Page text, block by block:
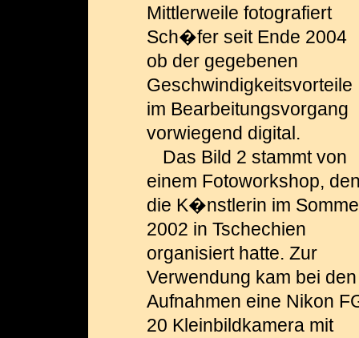
Mittlerweile fotografiert
Sch�fer seit Ende 2004
ob der gegebenen
Geschwindig­keits­vorteile
im Bearbeitungsvorgang
vor­wiegend digital.
Das Bild 2 stammt von
einem Fotoworkshop,
die K�nstlerin im
2002 in Tschechien
organisiert hatte. Zur
Verwendung kam bei den
Aufnahmen eine Nikon
20 Klein­bild­kamera mit